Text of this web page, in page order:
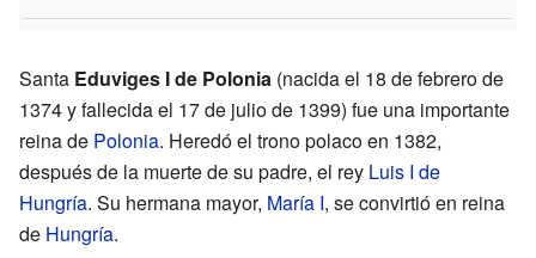
Santa Eduviges I de Polonia (nacida el 18 de febrero de
1374 y fallecida el 17 de julio de 1399) fue una importante
reina de Polonia. Heredó el trono polaco en 1382,
después de la muerte de su padre, el rey Luis I de
Hungría. Su hermana mayor, María I, se convirtió en reina
de Hungría.